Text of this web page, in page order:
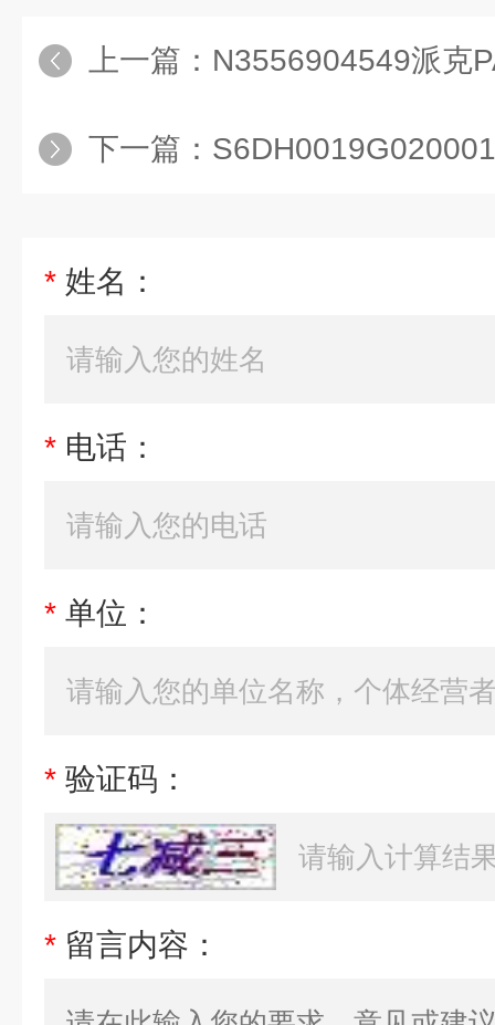
上一篇： N3556904549派克
下一篇： S6DH0019G020001500
* 姓名：
* 电话：
* 单位：
* 验证码：
* 留言内容：